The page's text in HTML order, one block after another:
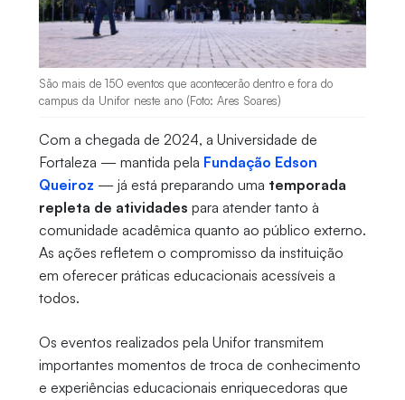
São mais de 150 eventos que acontecerão dentro e fora do
campus da Unifor neste ano (Foto: Ares Soares)
Com a chegada de 2024, a Universidade de
Fortaleza — mantida pela Fundação Edson
Queiroz — já está preparando uma temporada
repleta de atividades para atender tanto à
comunidade acadêmica quanto ao público externo.
As ações refletem o compromisso da instituição
em oferecer práticas educacionais acessíveis a
todos.
Os eventos realizados pela Unifor transmitem
importantes momentos de troca de conhecimento
e experiências educacionais enriquecedoras que